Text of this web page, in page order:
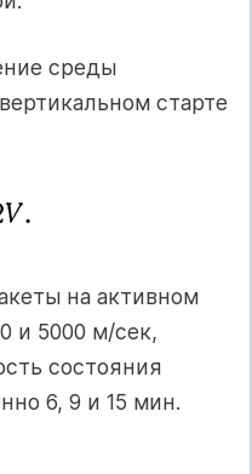
среды
старте
на активном
и 5000 м/сек,
состояния
6, 9 и 15 мин.